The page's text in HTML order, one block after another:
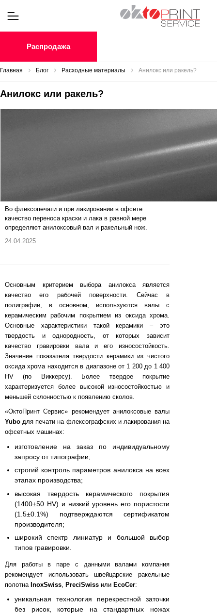
Распродажа
Главная Блог Расходные материалы Анилокс или ракель?
Анилокс или ракель?
Во флексопечати и при лакировании в офсете
качество переноса краски и лака в равной мере
определяют анилоксовый вал и ракельный нож.
24.04.2025
Основным критерием выбора анилокса является
качество его рабочей поверхности. Сейчас в
полиграфии, в основном, используются валы с
керамическим рабочим покрытием из оксида хрома.
Основные характеристики такой керамики – это
твердость и однородность, от которых зависит
качество гравировки вала и его износостойкость.
Значение показателя твердости керамики из чистого
оксида хрома находится в диапазоне от 1 200 до 1 400
HV (по Виккерсу). Более твердое покрытие
характеризуется более высокой износостойкостью и
меньшей склонностью к появлению сколов.
«ОктоПринт Сервис» рекомендует анилоксовые валы
Yubo для печати на флексографских и лакирования на
офсетных машинах:
изготовление на заказ по индивидуальному
запросу от типографии;
строгий контроль параметров анилокса на всех
этапах производства;
высокая твердость керамического покрытия
(1400±50 HV) и низкий уровень его пористости
(1.5±0.1%) подтверждаются сертификатом
производителя;
широкий спектр линиатур и большой выбор
типов гравировки.
Для работы в паре с данными валами компания
рекомендует использовать швейцарские ракельные
полотна InoxSwiss, PreciSwiss или EcoCer:
уникальная технология перекрестной заточки
без рисок, которые на стандартных ножах